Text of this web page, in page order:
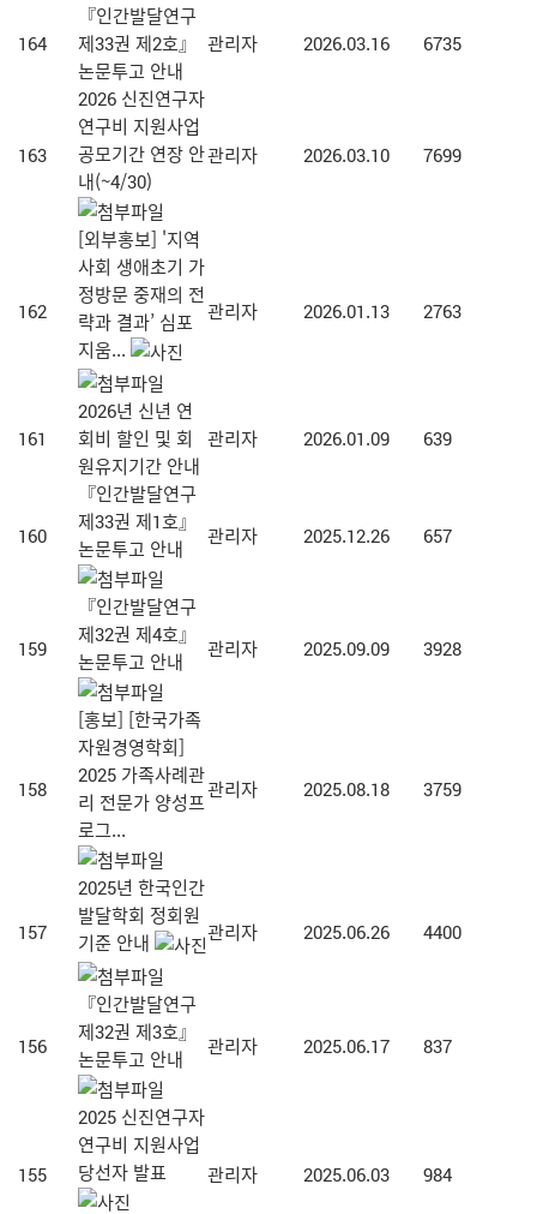
164
『인간발달연구
제33권 제2호』
논문투고 안내
관리자 2026.03.16 6735
163
2026 신진연구자
연구비 지원사업
공모기간 연장 안
내(~4/30)
관리자 2026.03.10 7699
162
[외부홍보] '지역
사회 생애초기 가
정방문 중재의 전
략과 결과’ 심포
지움...
관리자 2026.01.13 2763
161
2026년 신년 연
회비 할인 및 회
원유지기간 안내
관리자 2026.01.09 639
160
『인간발달연구
제33권 제1호』
논문투고 안내
관리자 2025.12.26 657
159
『인간발달연구
제32권 제4호』
논문투고 안내
관리자 2025.09.09 3928
158
[홍보] [한국가족
자원경영학회]
2025 가족사례관
리 전문가 양성프
로그...
관리자 2025.08.18 3759
157
2025년 한국인간
발달학회 정회원
기준 안내
관리자 2025.06.26 4400
156
『인간발달연구
제32권 제3호』
논문투고 안내
관리자 2025.06.17 837
155
2025 신진연구자
연구비 지원사업
당선자 발표
관리자 2025.06.03 984